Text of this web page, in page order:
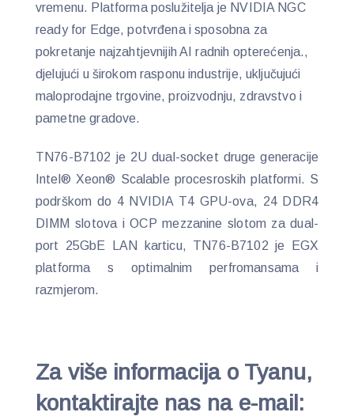
vremenu. Platforma poslužitelja je NVIDIA NGC
ready for Edge, potvrđena i sposobna za
pokretanje najzahtjevnijih AI radnih opterećenja.,
djelujući u širokom rasponu industrije, uključujući
maloprodajne trgovine, proizvodnju, zdravstvo i
pametne gradove.
TN76-B7102 je 2U dual-socket druge generacije
Intel® Xeon® Scalable procesroskih platformi. S
podrškom do 4 NVIDIA T4 GPU-ova, 24 DDR4
DIMM slotova i OCP mezzanine slotom za dual-
port 25GbE LAN karticu, TN76-B7102 je EGX
platforma s optimalnim perfromansama i
razmjerom.
Za više informacija o Tyanu,
kontaktirajte nas na e-mail: